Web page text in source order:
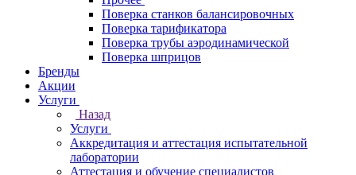
Поверка станков балансировочных
Поверка тарификатора
Поверка трубы аэродинамической
Поверка шприцов
Бренды
Акции
Услуги
Назад
Услуги
Аккредитация и аттестация испытательной
лаборатории
Аттестация и обучение специалистов